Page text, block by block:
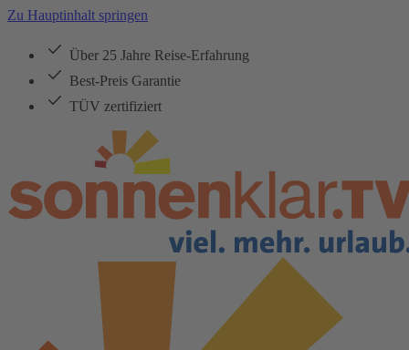
Zu Hauptinhalt springen
Über 25 Jahre Reise-Erfahrung
Best-Preis Garantie
TÜV zertifiziert